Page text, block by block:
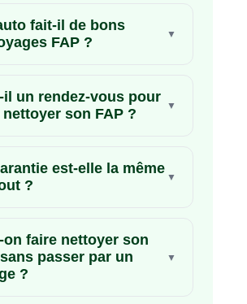
fait-il de bons
FAP ?
il un rendez-vous pour
son FAP ?
est-elle la même
?
on faire nettoyer son
passer par un
?